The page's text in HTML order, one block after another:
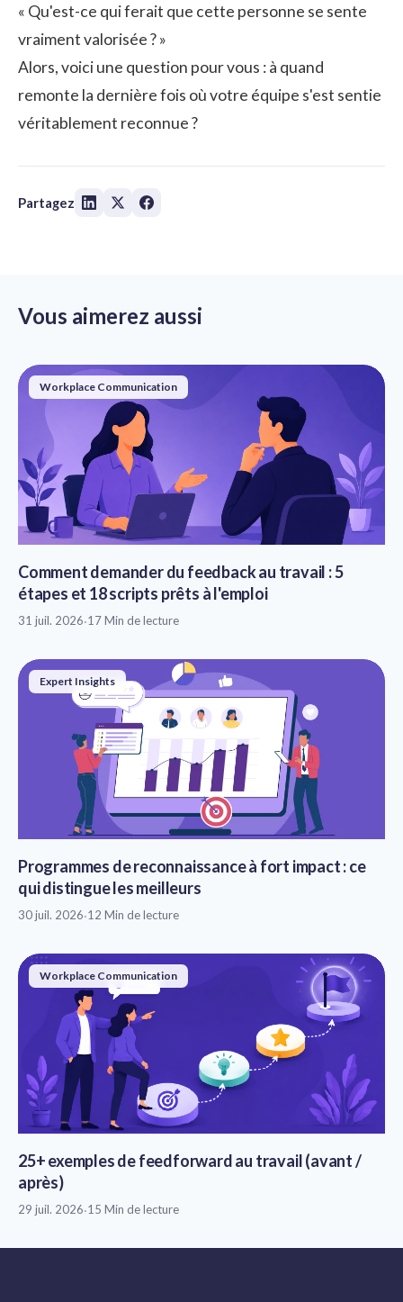
« Qu'est-ce qui ferait que cette personne se sente
vraiment valorisée ? »
Alors, voici une question pour vous : à quand
remonte la dernière fois où votre équipe s'est sentie
véritablement reconnue ?
Partagez
Vous aimerez aussi
Workplace Communication
Comment demander du feedback au travail : 5
étapes et 18 scripts prêts à l'emploi
31 juil. 2026·17 Min de lecture
Expert Insights
Programmes de reconnaissance à fort impact : ce
qui distingue les meilleurs
30 juil. 2026·12 Min de lecture
Workplace Communication
25+ exemples de feedforward au travail (avant /
après)
29 juil. 2026·15 Min de lecture